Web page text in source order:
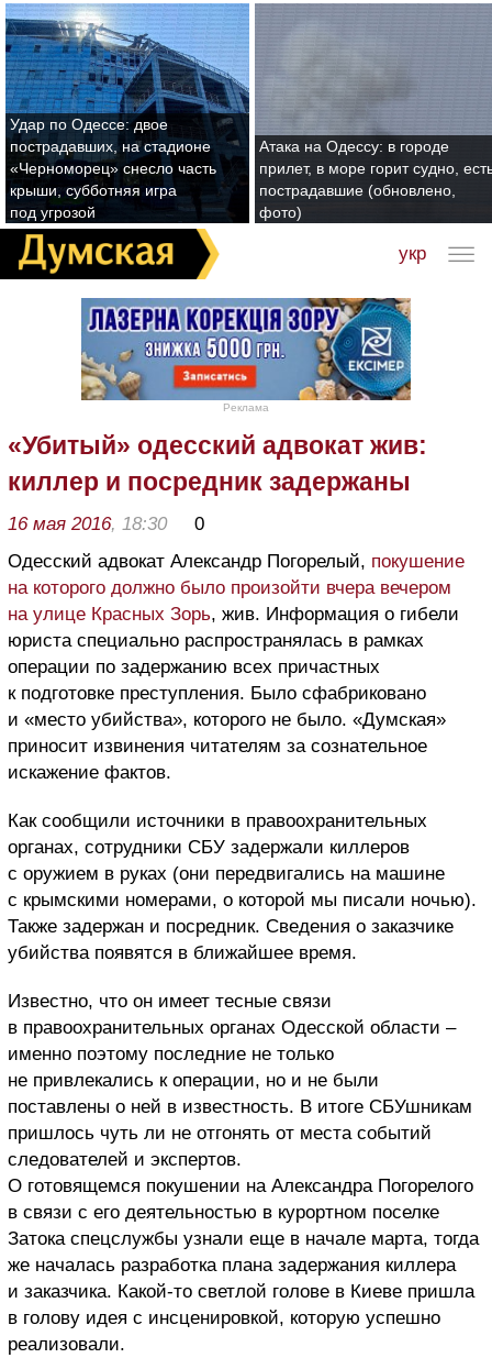
Удар по Одессе: двое
пострадавших, на стадионе
«Черноморец» снесло часть
крыши, субботняя игра
под угрозой
Атака на Одессу: в городе
прилет, в море горит судно,
пострадавшие (обновлено,
фото)
укр
Реклама
«Убитый» одесский адвокат жив:
киллер и посредник задержаны
16 мая 2016, 18:30
0
Одесский адвокат Александр Погорелый, покушение
на которого должно было произойти вчера вечером
на улице Красных Зорь, жив. Информация о гибели
юриста специально распространялась в рамках
операции по задержанию всех причастных
к подготовке преступления. Было сфабриковано
и «место убийства», которого не было. «Думская»
приносит извинения читателям за сознательное
искажение фактов.
Как сообщили источники в правоохранительных
органах, сотрудники СБУ задержали киллеров
с оружием в руках (они передвигались на машине
с крымскими номерами, о которой мы писали ночью).
Также задержан и посредник. Сведения о заказчике
убийства появятся в ближайшее время.
Известно, что он имеет тесные связи
в правоохранительных органах Одесской области –
именно поэтому последние не только
не привлекались к операции, но и не были
поставлены о ней в известность. В итоге СБУшникам
пришлось чуть ли не отгонять от места событий
следователей и экспертов.
О готовящемся покушении на Александра Погорелого
в связи с его деятельностью в курортном поселке
Затока спецслужбы узнали еще в начале марта, тогда
же началась разработка плана задержания киллера
и заказчика. Какой-то светлой голове в Киеве пришла
в голову идея с инсценировкой, которую успешно
реализовали.